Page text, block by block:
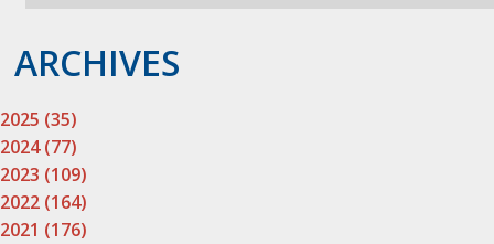
ARCHIVES
2025 (35)
2024 (77)
2023 (109)
2022 (164)
2021 (176)